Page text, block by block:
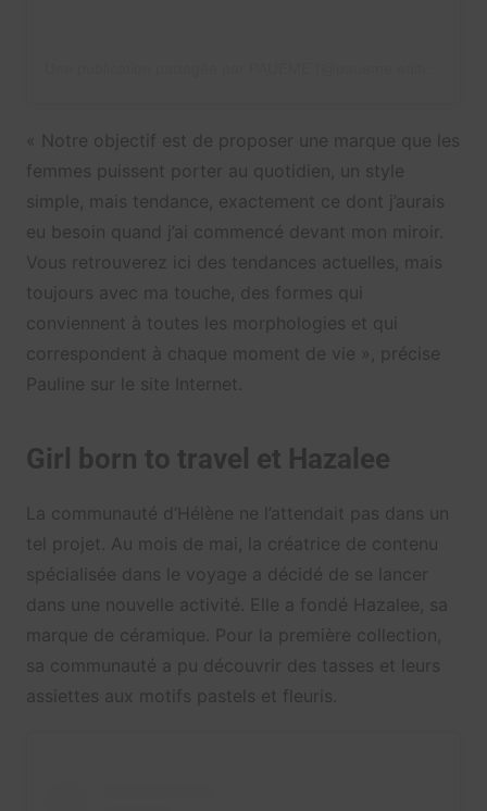
« Notre objectif est de proposer une marque que les
femmes puissent porter au quotidien, un style
simple, mais tendance, exactement ce dont j’aurais
eu besoin quand j’ai commencé devant mon miroir.
Vous retrouverez ici des tendances actuelles, mais
toujours avec ma touche, des formes qui
conviennent à toutes les morphologies et qui
correspondent à chaque moment de vie », précise
Pauline sur le site Internet.
Girl born to travel et Hazalee
La communauté d’Hélène ne l’attendait pas dans un
tel projet. Au mois de mai, la créatrice de contenu
spécialisée dans le voyage a décidé de se lancer
dans une nouvelle activité. Elle a fondé Hazalee, sa
marque de céramique. Pour la première collection,
sa communauté a pu découvrir des tasses et leurs
assiettes aux motifs pastels et fleuris.